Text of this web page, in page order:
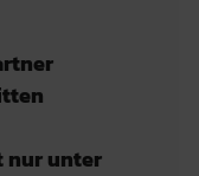
nur unter